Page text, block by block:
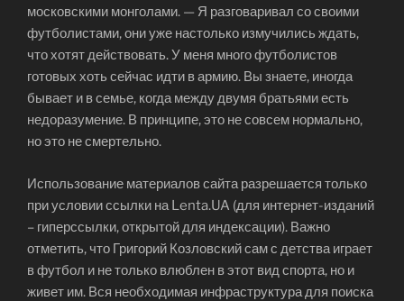
московскими монголами. — Я разговаривал со своими
футболистами, они уже настолько измучились ждать,
что хотят действовать. У меня много футболистов
готовых хоть сейчас идти в армию. Вы знаете, иногда
бывает и в семье, когда между двумя братьями есть
недоразумение. В принципе, это не совсем нормально,
но это не смертельно.
Использование материалов сайта разрешается только
при условии ссылки на Lenta.UA (для интернет-изданий
– гиперссылки, открытой для индексации). Важно
отметить, что Григорий Козловский сам с детства играет
в футбол и не только влюблен в этот вид спорта, но и
живет им. Вся необходимая инфраструктура для поиска